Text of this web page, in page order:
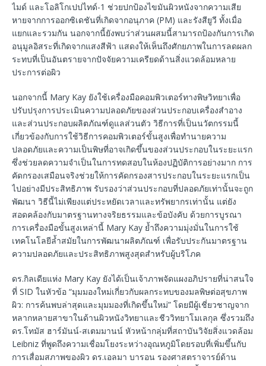
ไมด์ และโอลิโกเปปไทด์-1 ช่วยปกป้องไขมันผิวหนังจากความเสีย
หายจากการออกซิเดชันที่เกิดจากอนุภาค (PM) และรังสียูวี ทั้งเมื่อ
แยกและรวมกัน นอกจากนี้ยังพบว่าส่วนผสมนี้สามารถป้องกันการเกิด
อนุมูลอิสระที่เกิดจากแสงสีฟ้า แสดงให้เห็นถึงศักยภาพในการลดผลก
ระทบที่เป็นอันตรายจากปัจจัยความเครียดด้านสิ่งแวดล้อมหลาย
ประการต่อผิว
นอกจากนี้ Mary Kay ยังใช้เครื่องมือคอมพิวเตอร์ทางพิษวิทยาเพื่อ
ปรับปรุงการประเมินความปลอดภัยของส่วนประกอบเครื่องสำอาง
และส่วนประกอบผลิตภัณฑ์ดูแลส่วนตัว วิธีการที่เป็นนวัตกรรมนี้
เกี่ยวข้องกับการใช้วิธีการคอมพิวเตอร์ขั้นสูงเพื่อทำนายความ
ปลอดภัยและความเป็นพิษที่อาจเกิดขึ้นของส่วนประกอบในระยะแรก
ซึ่งช่วยลดความจำเป็นในการทดสอบในห้องปฏิบัติการอย่างมาก การ
คัดกรองเสมือนจริงช่วยให้การคัดกรองสารประกอบในระยะแรกเป็น
ไปอย่างมีประสิทธิภาพ รับรองว่าส่วนประกอบที่ปลอดภัยเท่านั้นจะถูก
พัฒนา วิธีนี้ไม่เพียงแต่ประหยัดเวลาและทรัพยากรเท่านั้น แต่ยัง
สอดคล้องกับมาตรฐานทางจริยธรรมและข้อบังคับ ด้วยการบูรณา
การเครื่องมือขั้นสูงเหล่านี้ Mary Kay ย้ำถึงความมุ่งมั่นในการใช้
เทคโนโลยีล้ำสมัยในการพัฒนาผลิตภัณฑ์ เพื่อรับประกันมาตรฐาน
ความปลอดภัยและประสิทธิภาพสูงสุดสำหรับผู้บริโภค
ดร.กิลเดียแห่ง Mary Kay ยังได้เป็นเจ้าภาพจัดแผงอภิปรายที่น่าสนใจ
ที่ SID ในหัวข้อ “มุมมองใหม่เกี่ยวกับผลกระทบของมลพิษต่อสุขภาพ
ผิว: การค้นพบล่าสุดและมุมมองที่เกิดขึ้นใหม่” โดยมีผู้เชี่ยวชาญจาก
หลากหลายสาขาในด้านผิวหนังวิทยาและชีววิทยาโมเลกุล ซึ่งรวมถึง
ดร.โทมัส ฮาร์มันน์-สเตมมานน์ หัวหน้ากลุ่มที่สถาบันวิจัยสิ่งแวดล้อม
Leibniz ที่พูดถึงความเชื่อมโยงระหว่างอุณหภูมิโดยรอบที่เพิ่มขึ้นกับ
การเสื่อมสภาพของผิว ดร.เอลมา บารอน รองศาสตราจารย์ด้าน